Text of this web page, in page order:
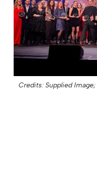
Credits: Supplied Image;